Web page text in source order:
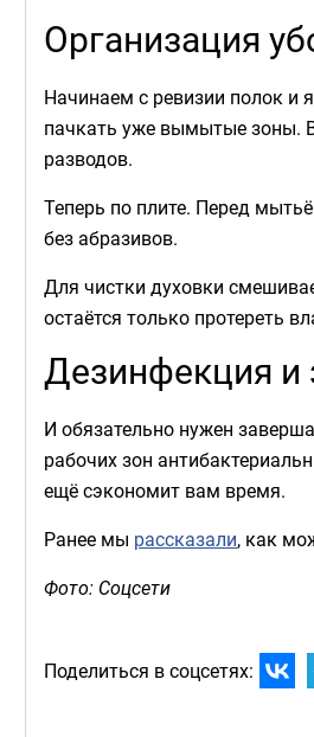
Организация
Начинаем с ревизии полок и
пачкать уже вымытые зоны.
разводов.
Теперь по плите. Перед
без абразивов.
Для чистки духовки
остаётся только протереть
Дезинфекция
И обязательно нужен
рабочих зон
ещё сэкономит вам время.
Ранее мы рассказали, как
Фото: Соцсети
Поделиться в соцсетях: